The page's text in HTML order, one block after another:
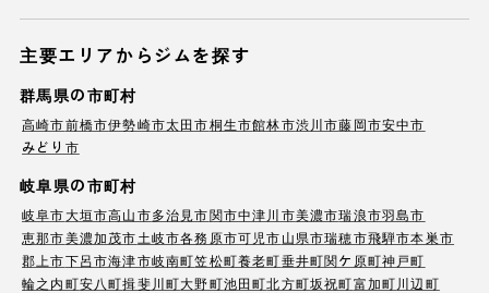
主要エリアからジムを探す
群馬県の市町村
高崎市前橋市伊勢崎市太田市桐生市館林市渋川市藤岡市安中市
みどり市
岐阜県の市町村
岐阜市大垣市高山市多治見市関市中津川市美濃市瑞浪市羽島市
恵那市美濃加茂市土岐市各務原市可児市山県市瑞穂市飛騨市本巣市
郡上市下呂市海津市岐南町笠松町養老町垂井町関ケ原町神戸町
輪之内町安八町揖斐川町大野町池田町北方町坂祝町富加町川辺町